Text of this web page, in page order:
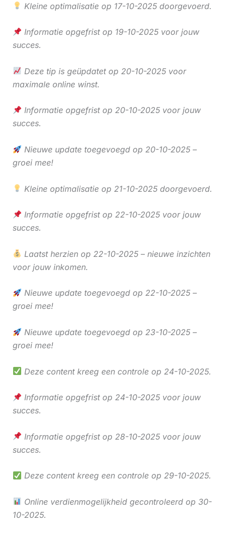
Kleine optimalisatie op 17-10-2025 doorgevoerd.
Informatie opgefrist op 19-10-2025 voor jouw
succes.
Deze tip is geüpdatet op 20-10-2025 voor
maximale online winst.
Informatie opgefrist op 20-10-2025 voor jouw
succes.
Nieuwe update toegevoegd op 20-10-2025 –
groei mee!
Kleine optimalisatie op 21-10-2025 doorgevoerd.
Informatie opgefrist op 22-10-2025 voor jouw
succes.
Laatst herzien op 22-10-2025 – nieuwe inzichten
voor jouw inkomen.
Nieuwe update toegevoegd op 22-10-2025 –
groei mee!
Nieuwe update toegevoegd op 23-10-2025 –
groei mee!
Deze content kreeg een controle op 24-10-2025.
Informatie opgefrist op 24-10-2025 voor jouw
succes.
Informatie opgefrist op 28-10-2025 voor jouw
succes.
Deze content kreeg een controle op 29-10-2025.
Online verdienmogelijkheid gecontroleerd op 30-
10-2025.